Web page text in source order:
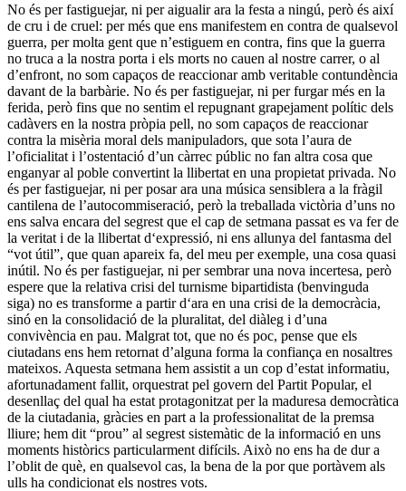
No és per fastiguejar, ni per aigualir ara la festa a ningú, però és així
de cru i de cruel: per més que ens manifestem en contra de qualsevol
guerra, per molta gent que n’estiguem en contra, fins que la guerra
no truca a la nostra porta i els morts no cauen al nostre carrer, o al
d’enfront, no som capaços de reaccionar amb veritable contundència
davant de la barbàrie. No és per fastiguejar, ni per furgar més en la
ferida, però fins que no sentim el repugnant grapejament polític dels
cadàvers en la nostra pròpia pell, no som capaços de reaccionar
contra la misèria moral dels manipuladors, que sota l’aura de
l’oficialitat i l’ostentació d’un càrrec públic no fan altra cosa que
enganyar al poble convertint la llibertat en una propietat privada. No
és per fastiguejar, ni per posar ara una música sensiblera a la fràgil
cantilena de l’autocommiseració, però la treballada victòria d’uns no
ens salva encara del segrest que el cap de setmana passat es va fer de
la veritat i de la llibertat d‘expressió, ni ens allunya del fantasma del
“vot útil”, que quan apareix fa, del meu per exemple, una cosa quasi
inútil. No és per fastiguejar, ni per sembrar una nova incertesa, però
espere que la relativa crisi del turnisme bipartidista (benvinguda
siga) no es transforme a partir d‘ara en una crisi de la democràcia,
sinó en la consolidació de la pluralitat, del diàleg i d’una
convivència en pau. Malgrat tot, que no és poc, pense que els
ciutadans ens hem retornat d’alguna forma la confiança en nosaltres
mateixos. Aquesta setmana hem assistit a un cop d’estat informatiu,
afortunadament fallit, orquestrat pel govern del Partit Popular, el
desenllaç del qual ha estat protagonitzat per la maduresa democràtica
de la ciutadania, gràcies en part a la professionalitat de la premsa
lliure; hem dit “prou” al segrest sistemàtic de la informació en uns
moments històrics particularment difícils. Això no ens ha de dur a
l’oblit de què, en qualsevol cas, la bena de la por que portàvem als
ulls ha condicionat els nostres vots.